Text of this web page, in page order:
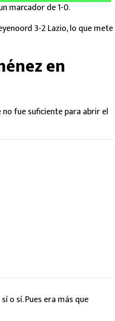
marcador de 1-0.
3-2 Lazio, lo que mete
en
fue suficiente para abrir el
o sí. Pues era más que